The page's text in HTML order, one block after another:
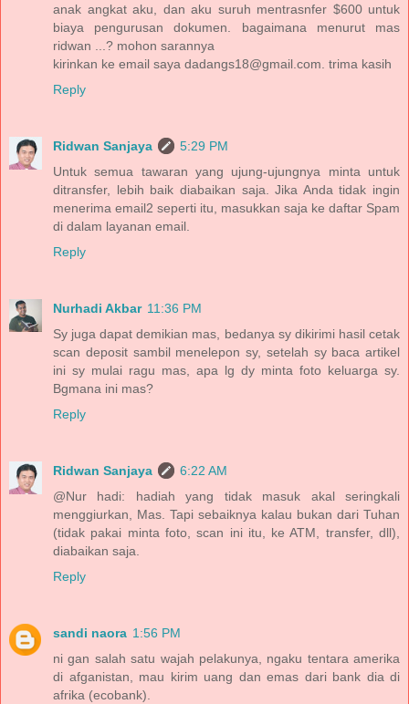
anak angkat aku, dan aku suruh mentrasnfer $600 untuk
biaya pengurusan dokumen. bagaimana menurut mas
ridwan ...? mohon sarannya
kirinkan ke email saya dadangs18@gmail.com. trima kasih
Reply
Ridwan Sanjaya
5:29 PM
Untuk semua tawaran yang ujung-ujungnya minta untuk
ditransfer, lebih baik diabaikan saja. Jika Anda tidak ingin
menerima email2 seperti itu, masukkan saja ke daftar Spam
di dalam layanan email.
Reply
Nurhadi Akbar 11:36 PM
Sy juga dapat demikian mas, bedanya sy dikirimi hasil cetak
scan deposit sambil menelepon sy, setelah sy baca artikel
ini sy mulai ragu mas, apa lg dy minta foto keluarga sy.
Bgmana ini mas?
Reply
Ridwan Sanjaya
6:22 AM
@Nur hadi: hadiah yang tidak masuk akal seringkali
menggiurkan, Mas. Tapi sebaiknya kalau bukan dari Tuhan
(tidak pakai minta foto, scan ini itu, ke ATM, transfer, dll),
diabaikan saja.
Reply
sandi naora 1:56 PM
ni gan salah satu wajah pelakunya, ngaku tentara amerika
di afganistan, mau kirim uang dan emas dari bank dia di
afrika (ecobank).